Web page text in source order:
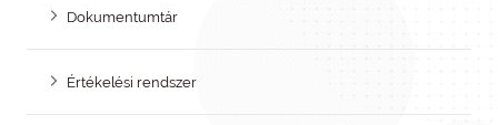
Dokumentumtár
Értékelési rendszer